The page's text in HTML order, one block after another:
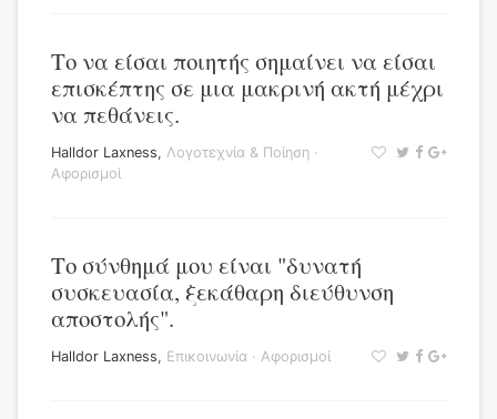
Το να είσαι ποιητής σημαίνει να είσαι
επισκέπτης σε μια μακρινή ακτή μέχρι
να πεθάνεις.
Halldor Laxness, Λογοτεχνία & Ποίηση ·
Αφορισμοί
Το σύνθημά μου είναι "δυνατή
συσκευασία, ξεκάθαρη διεύθυνση
αποστολής".
Halldor Laxness, Επικοινωνία · Αφορισμοί